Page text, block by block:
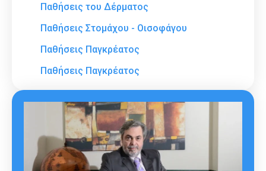
Παθήσεις του Δέρματος
Παθήσεις Στομάχου - Οισοφάγου
Παθήσεις Παγκρέατος
Παθήσεις Παγκρέατος